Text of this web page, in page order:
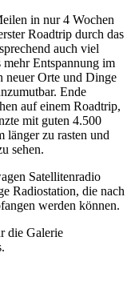
in nur 4 Wochen
Roadtrip durch das
auch viel
mehr Entspannung im
neuer Orte und Dinge
Ende
auf einem Roadtrip,
mit guten 4.500
länger zu rasten und
sehen.
Satellitenradio
Radiostation, die nach
werden können.
die Galerie